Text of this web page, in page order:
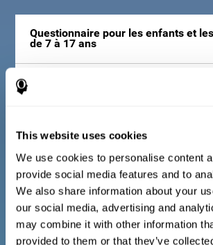
This website uses cookies
We use cookies to personalise content
provide social media features and to
We also share information about your
our social media, advertising and
may combine it with other information
provided to them or that they’ve
Questionnaire pour les enfants et
de 7 à 17 ans
Consiste en une série de questions faciles à
dans un état physique approprié), le bien-être
bon état de nos processus cognitifs et
être social (maintenir des relations saines et
personnes qui nous entourent). Les questions
chaque domaine sont adaptées à la vie
Questionnaire pour les adultes et